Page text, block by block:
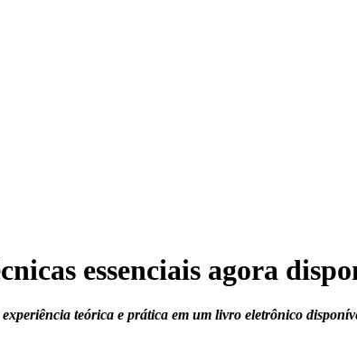
essenciais agora
teórica e prática em um livro eletrônico